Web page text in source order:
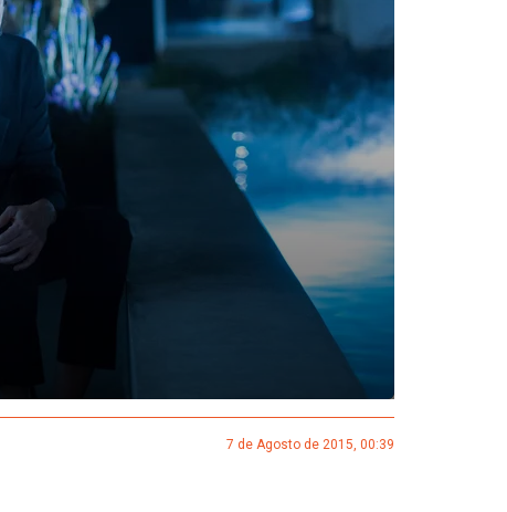
7 de Agosto de 2015, 00:39